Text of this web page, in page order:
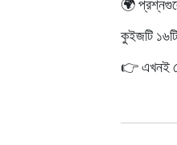
🌍
কুইজটি
👉 এখনই